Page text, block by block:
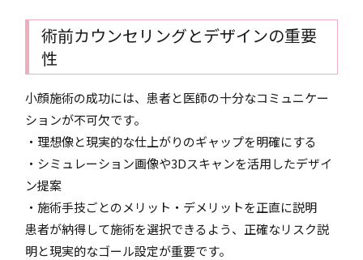
術前カウンセリングとデザインの重要
性
小顔施術の成功には、患者と医師の十分なコミュニケー
ションが不可欠です。
・理想像と現実的な仕上がりのギャップを明確にする
・シミュレーション画像や3Dスキャンを活用したデザイ
ン提案
・施術手技ごとのメリット・デメリットを正直に説明
患者が納得して施術を選択できるよう、正確なリスク説
明と現実的なゴール設定が重要です。